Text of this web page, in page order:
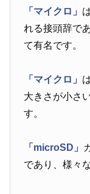
「マイクロ」
れる接頭辞で
て有名です。
「マイクロ」
大きさが小さ
す。
「microSD」
であり、様々